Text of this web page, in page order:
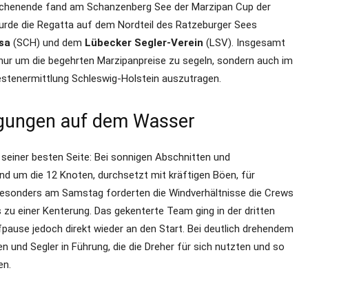
fand am Schanzenberg See der Marzipan Cup der
die Regatta auf dem Nordteil des Ratzeburger Sees
(SCH) und dem Lübecker Segler-Verein (LSV). Insgesamt
um die begehrten Marzipanpreise zu segeln, sondern auch im
Schleswig-Holstein auszutragen.
auf dem Wasser
besten Seite: Bei sonnigen Abschnitten und
um die 12 Knoten, durchsetzt mit kräftigen Böen, für
am Samstag forderten die Windverhältnisse die Crews
einer Kenterung. Das gekenterte Team ging in der dritten
jedoch direkt wieder an den Start. Bei deutlich drehendem
und Segler in Führung, die die Dreher für sich nutzten und so